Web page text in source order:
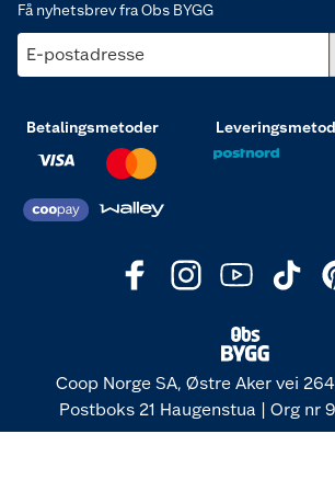
Få nyhetsbrev fra Obs BYGG
E-postadresse
Betalingsmetoder
Coop Norge SA, Østre Aker vei
Postboks 21 Haugenstua | Org nr